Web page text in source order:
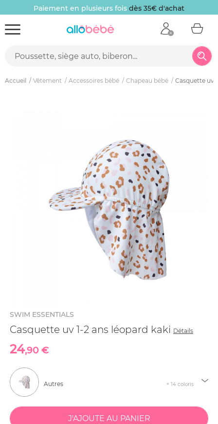
Paiement en plusieurs fois dès 35€ d'achat
Accueil Vêtement Accessoires bébé Chapeau bébé Casquette uv
SWIM ESSENTIALS
Casquette uv 1-2 ans léopard kaki Détails
24,90 €
Autres + 14 coloris